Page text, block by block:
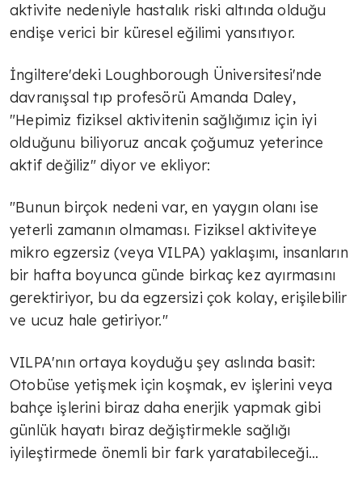
aktivite nedeniyle hastalık riski altında olduğu
endişe verici bir küresel eğilimi yansıtıyor.
İngiltere'deki Loughborough Üniversitesi'nde
davranışsal tıp profesörü Amanda Daley,
"Hepimiz fiziksel aktivitenin sağlığımız için iyi
olduğunu biliyoruz ancak çoğumuz yeterince
aktif değiliz" diyor ve ekliyor:
"Bunun birçok nedeni var, en yaygın olanı ise
yeterli zamanın olmaması. Fiziksel aktiviteye
mikro egzersiz (veya VILPA) yaklaşımı, insanların
bir hafta boyunca günde birkaç kez ayırmasını
gerektiriyor, bu da egzersizi çok kolay, erişilebilir
ve ucuz hale getiriyor."
VILPA'nın ortaya koyduğu şey aslında basit:
Otobüse yetişmek için koşmak, ev işlerini veya
bahçe işlerini biraz daha enerjik yapmak gibi
günlük hayatı biraz değiştirmekle sağlığı
iyileştirmede önemli bir fark yaratabileceği…